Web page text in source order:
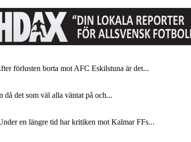
förlusten borta mot AFC Eskilstuna är det...
då det som väl alla väntat på och...
en längre tid har kritiken mot Kalmar FFs...